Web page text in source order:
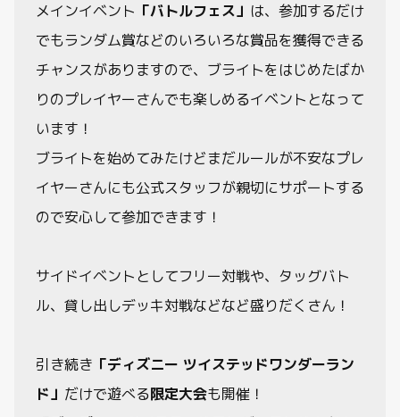
おすすめデッキ
取扱店舗一覧
メインイベント 「バトルフェス」 は、参加するだけ
でもランダム賞などのいろいろな賞品を獲得できる
チャンスがありますので、ブライトをはじめたばか
りのプレイヤーさんでも楽しめるイベントとなって
います！
ブライトを始めてみたけどまだルールが不安なプレ
イヤーさんにも公式スタッフが親切にサポートする
ので安心して参加できます！
サイドイベントとしてフリー対戦や、タッグバト
ル、貸し出しデッキ対戦などなど盛りだくさん！
引き続き 「ディズニー ツイステッドワンダーラン
ド」 だけで遊べる限定大会も開催！